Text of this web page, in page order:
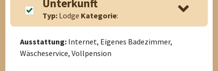
Unterkunft
Typ: Lodge Kategorie:
Ausstattung: Internet, Eigenes Badezimmer,
Wäscheservice, Vollpension